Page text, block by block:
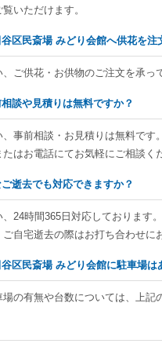
いただけます。
区民斎場 みどり会館へ供花を注
ご供花・お供物のご注文を承っ
談や見積りは無料ですか？
事前相談・お見積りは無料です
たはお電話にてお気軽にご相談く
逝去でも対応できますか？
24時間365日対応しております
ご自宅逝去の際はお打ち合わせに
区民斎場 みどり会館に駐車場は
の有無や台数については、上記